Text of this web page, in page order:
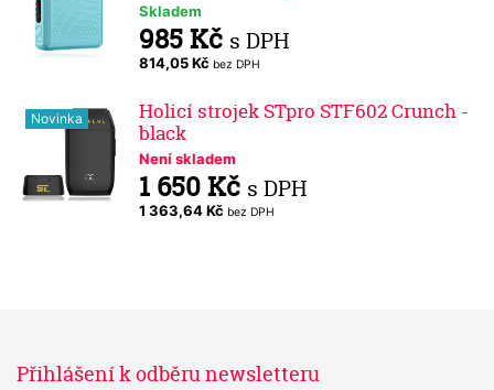
Skladem
985 Kč s DPH
814,05 Kč bez DPH
Novinka
Holicí strojek STpro STF602 Crunch -
black
Není skladem
1 650 Kč s DPH
1 363,64 Kč bez DPH
Přihlášení k odběru newsletteru